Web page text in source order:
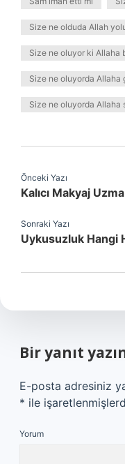
Size ne olduda Allah
Size ne oluyor ki Allaha
Size ne oluyorda
Size ne oluyorda Allaha
Önceki Yazı
Kalıcı Makyaj
Sonraki Yazı
Uykusuzluk Hangi
Bir yanıt
E-posta adresiniz
* ile
Yorum